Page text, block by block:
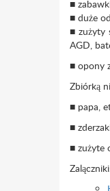
■
■ duże
■ zużyty
AGD,
■ opony
Zbiórką
■ papa,
■
■ zużyte